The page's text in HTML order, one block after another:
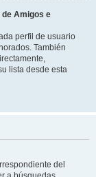
Amigos e
perfil de usuario
También
lista desde esta
del